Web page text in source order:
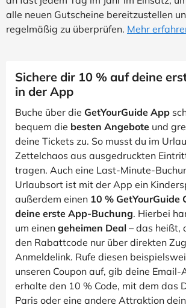
alle neuen Gutscheine bereitzustellen
regelmäßig zu überprüfen. Mehr
Sichere dir 10 % auf deine
in der App
Buche über die GetYourGuide App
bequem die besten Angebote und
deine Tickets zu. So musst du im
Zettelchaos aus ausgedruckten
tragen. Auch eine Last-Minute-
Urlaubsort ist mit der App ein
außerdem einen 10 % GetYourGuide
deine erste App-Buchung. Hierbei
um einen geheimen Deal – das heißt,
den Rabattcode nur über direkten
Anmeldelink. Rufe diesen
unseren Coupon auf, gib deine Email-
erhalte den 10 % Code, mit dem das
Paris oder eine andere Attraktion